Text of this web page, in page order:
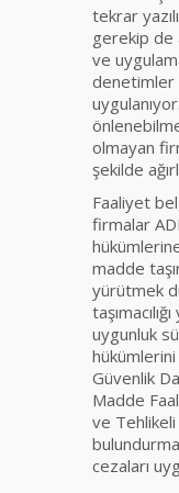
tekrar
gerekip de
ve
denetimler
olmayan
şekilde
Faaliyet
firmalar
madde
yürütmek
uygunluk
Güvenlik
Madde
ve Tehlikeli
cezaları